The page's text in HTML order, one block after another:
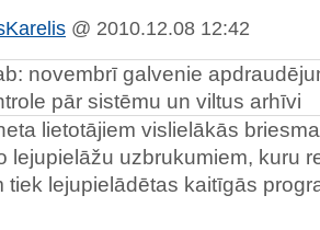
@ 2010.12.08 12:42
lietotājiem vislielākās
lejupielāžu uzbrukumiem, kuru
tiek lejupielādētas kaitīgās